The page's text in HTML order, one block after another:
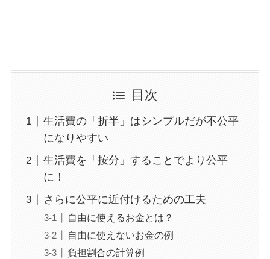
目次
生活費の「折半」はシンプルだが不公平
になりやすい
生活費を「按分」することでより公平
に！
さらに公平に近付けるための工夫
自由に使えるお金とは？
自由に使えないお金の例
負担割合の計算例